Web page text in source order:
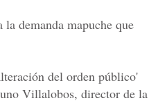
demanda mapuche que
del orden público'
Villalobos, director de la